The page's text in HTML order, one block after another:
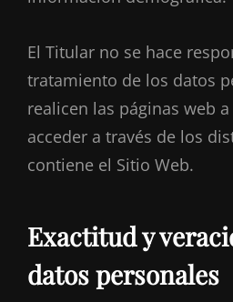
El Titular no se hace
tratamiento de los datos
realicen las páginas web
acceder a través de los
contiene el Sitio Web.
Exactitud y
datos personales